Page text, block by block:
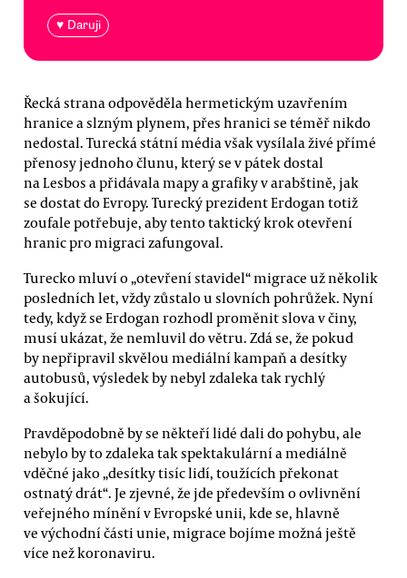
♥ Daruji
Řecká strana odpověděla hermetickým uzavřením
hranice a slzným plynem, přes hranici se téměř nikdo
nedostal. Turecká státní média však vysílala živé přímé
přenosy jednoho člunu, který se v pátek dostal
na Lesbos a přidávala mapy a grafiky v arabštině, jak
se dostat do Evropy. Turecký prezident Erdogan totiž
zoufale potřebuje, aby tento taktický krok otevření
hranic pro migraci zafungoval.
Turecko mluví o „otevření stavidel“ migrace už několik
posledních let, vždy zůstalo u slovních pohrůžek. Nyní
tedy, když se Erdogan rozhodl proměnit slova v činy,
musí ukázat, že nemluvil do větru. Zdá se, že pokud
by nepřipravil skvělou mediální kampaň a desítky
autobusů, výsledek by nebyl zdaleka tak rychlý
a šokující.
Pravděpodobně by se někteří lidé dali do pohybu, ale
nebylo by to zdaleka tak spektakulární a mediálně
vděčné jako „desítky tisíc lidí, toužících překonat
ostnatý drát“. Je zjevné, že jde především o ovlivnění
veřejného mínění v Evropské unii, kde se, hlavně
ve východní části unie, migrace bojíme možná ještě
více než koronaviru.